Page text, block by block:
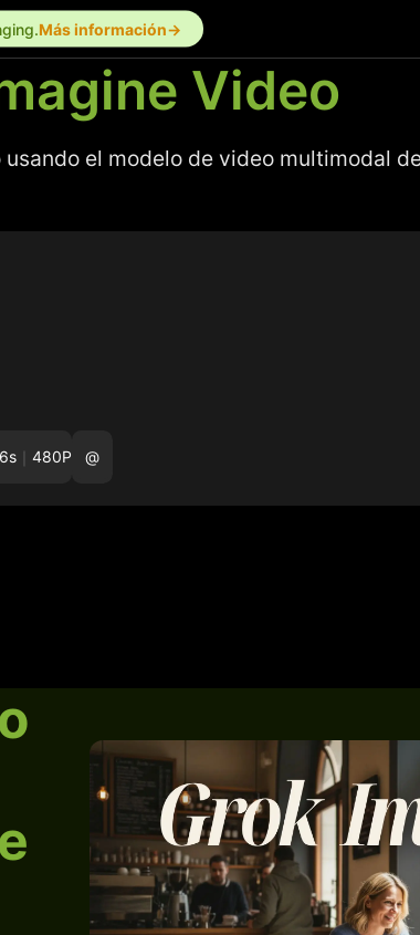
Más información→
Video
el modelo de video multimodal
6s ｜480P @